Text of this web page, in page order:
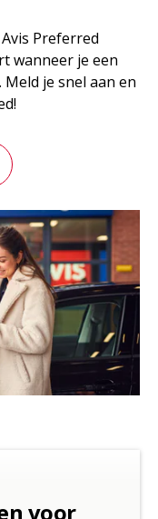
Preferred
wanneer je een
je snel aan en
voor